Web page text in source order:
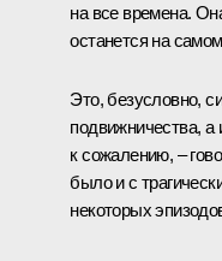
на все времена.
останется на
Это, безусловно,
подвижничества, а
к сожалению, –
было и с
некоторых